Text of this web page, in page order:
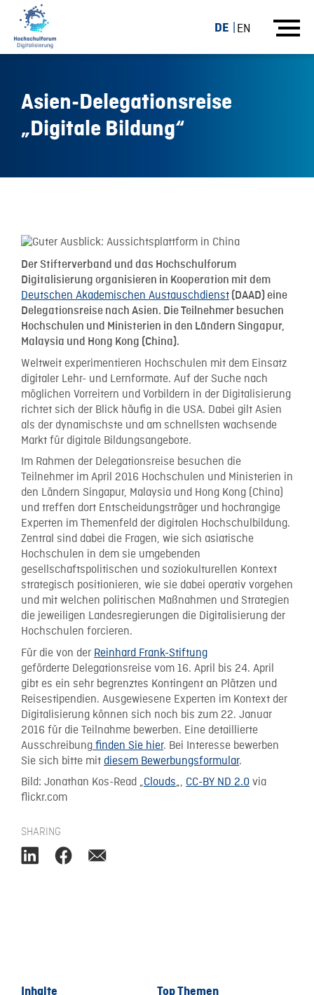
DE EN
Asien-Delegationsreise
„Digitale Bildung“
Der Stifterverband und das Hochschulforum
Digitalisierung organisieren in Kooperation mit dem
Deutschen Akademischen Austauschdienst (DAAD) eine
Delegationsreise nach Asien. Die Teilnehmer besuchen
Hochschulen und Ministerien in den Ländern Singapur,
Malaysia und Hong Kong (China).
Weltweit experimentieren Hochschulen mit dem Einsatz
digitaler Lehr- und Lernformate. Auf der Suche nach
möglichen Vorreitern und Vorbildern in der Digitalisierung
richtet sich der Blick häufig in die USA. Dabei gilt Asien
als der dynamischste und am schnellsten wachsende
Markt für digitale Bildungsangebote.
Im Rahmen der Delegationsreise besuchen die
Teilnehmer im April 2016 Hochschulen und Ministerien in
den Ländern Singapur, Malaysia und Hong Kong (China)
und treffen dort Entscheidungsträger und hochrangige
Experten im Themenfeld der digitalen Hochschulbildung.
Zentral sind dabei die Fragen, wie sich asiatische
Hochschulen in dem sie umgebenden
gesellschaftspolitischen und soziokulturellen Kontext
strategisch positionieren, wie sie dabei operativ vorgehen
und mit welchen politischen Maßnahmen und Strategien
die jeweiligen Landesregierungen die Digitalisierung der
Hochschulen forcieren.
Für die von der Reinhard Frank-Stiftung
geförderte Delegationsreise vom 16. April bis 24. April
gibt es ein sehr begrenztes Kontingent an Plätzen und
Reisestipendien. Ausgewiesene Experten im Kontext der
Digitalisierung können sich noch bis zum 22. Januar
2016 für die Teilnahme bewerben. Eine detaillierte
Ausschreibung finden Sie hier. Bei Interesse bewerben
Sie sich bitte mit diesem Bewerbungsformular.
Bild: Jonathan Kos-Read „Clouds„, CC-BY ND 2.0 via
flickr.com
SHARING
Inhalte Top Themen